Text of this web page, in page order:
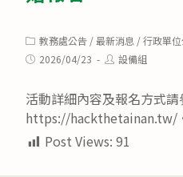
Post
category:
教務處公告 /最新消息 /行政單
Post2026/04/23
Post設備組
活動詳細內容及報名方式
https://hackthetainan.tw/
Post Views: 91